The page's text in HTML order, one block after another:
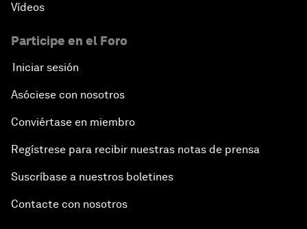
Vídeos
Participe en el Foro
Iniciar sesión
Asóciese con nosotros
Conviértase en miembro
Regístrese para recibir nuestras notas de prensa
Suscríbase a nuestros boletines
Contacte con nosotros